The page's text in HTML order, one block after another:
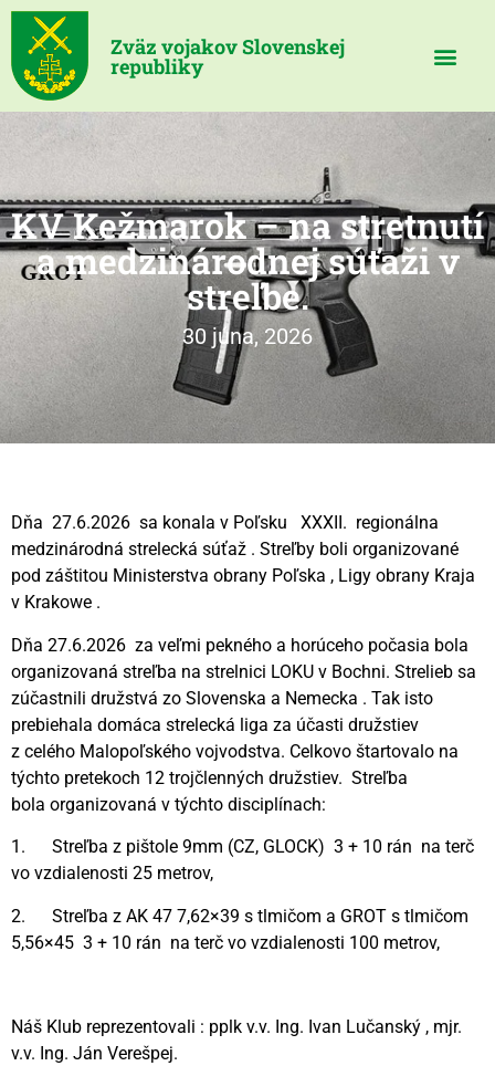
Zväz vojakov Slovenskej
republiky
KV Kežmarok – na stretnutí
a medzinárodnej súťaži v
streľbe.
30 júna, 2026
Dňa 27.6.2026 sa konala v Poľsku XXXII. regionálna
medzinárodná strelecká súťaž . Streľby boli organizované
pod záštitou Ministerstva obrany Poľska , Ligy obrany Kraja
v Krakowe .
Dňa 27.6.2026 za veľmi pekného a horúceho počasia bola
organizovaná streľba na strelnici LOKU v Bochni. Strelieb sa
zúčastnili družstvá zo Slovenska a Nemecka . Tak isto
prebiehala domáca strelecká liga za účasti družstiev
z celého Malopoľského vojvodstva. Celkovo štartovalo na
týchto pretekoch 12 trojčlenných družstiev. Streľba
bola organizovaná v týchto disciplínach:
1. Streľba z pištole 9mm (CZ, GLOCK) 3 + 10 rán na terč
vo vzdialenosti 25 metrov,
2. Streľba z AK 47 7,62×39 s tlmičom a GROT s tlmičom
5,56×45 3 + 10 rán na terč vo vzdialenosti 100 metrov,
Náš Klub reprezentovali : pplk v.v. Ing. Ivan Lučanský , mjr.
v.v. Ing. Ján Verešpej.